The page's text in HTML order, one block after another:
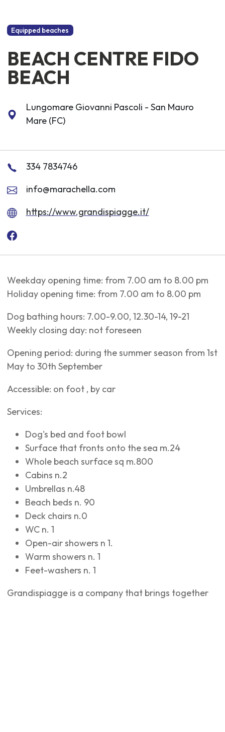
Equipped beaches
BEACH CENTRE FIDO
BEACH
Lungomare Giovanni Pascoli - San Mauro
Mare (FC)
334 7834746
info@marachella.com
https://www.grandispiagge.it/
Weekday opening time: from 7.00 am to 8.00 pm
Holiday opening time: from 7.00 am to 8.00 pm
Dog bathing hours: 7.00-9.00, 12.30-14, 19-21
Weekly closing day: not foreseen
Opening period: during the summer season from 1st
May to 30th September
Accessible: on foot , by car
Services:
Dog's bed and foot bowl
Surface that fronts onto the sea m.24
Whole beach surface sq m.800
Cabins n.2
Umbrellas n.48
Beach beds n. 90
Deck chairs n.0
WC n. 1
Open-air showers n 1.
Warm showers n. 1
Feet-washers n. 1
Grandispiagge is a company that brings together